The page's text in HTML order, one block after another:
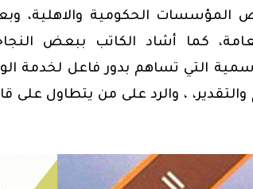
المؤسسات الحكومية والاهلية،
كما أشاد الكاتب ببعض
التي تساهم بدور فاعل لخدمة
، والرد على من يتطاول على